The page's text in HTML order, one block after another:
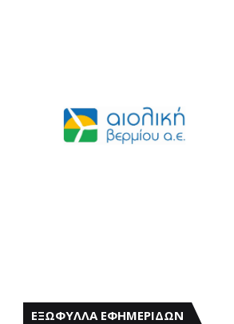
ΕΞΩΦΥΛΛΑ ΕΦΗΜΕΡΙΔΩΝ